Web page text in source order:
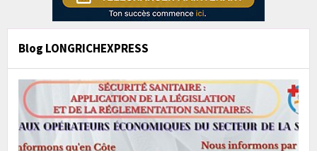
Blog LONGRICHEXPRESS